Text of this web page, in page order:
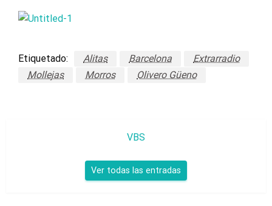
Etiquetado: Alitas Barcelona
Extrarradio
Mollejas
Morros Olivero Güeno
VBS
Ver todas las entradas